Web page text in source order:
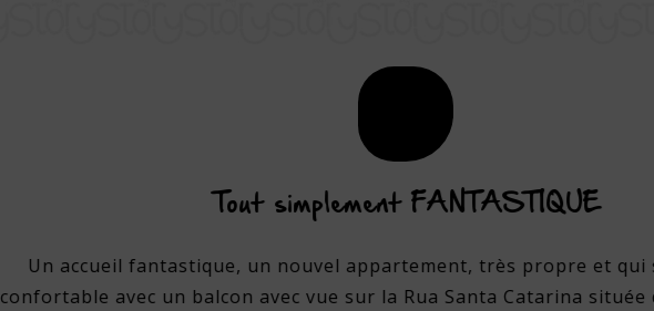
Tout simplement FANTASTIQUE
Un accueil fantastique, un nouvel appartement, très propre et qui
confortable avec un balcon avec vue sur la Rua Santa Catarina située